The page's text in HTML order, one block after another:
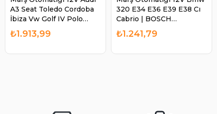
A3 Seat Toledo Cordoba
İbiza Vw Golf IV Polo
Classıc | BOSCH
1986SE1655
₺1.913,99
320 E34 E36 E39 E38 Cı
Cabrio | BOSCH
1986SE1673
₺1.241,79